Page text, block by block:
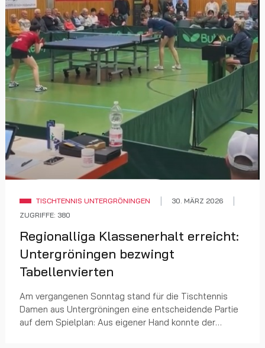
TISCHTENNIS UNTERGRÖNINGEN
30. MÄRZ 2026
ZUGRIFFE: 380
Regionalliga Klassenerhalt erreicht:
Untergröningen bezwingt
Tabellenvierten
Am vergangenen Sonntag stand für die Tischtennis
Damen aus Untergröningen eine entscheidende Partie
auf dem Spielplan: Aus eigener Hand konnte der